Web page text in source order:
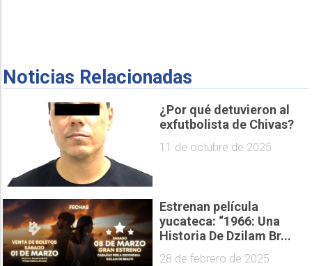
Noticias Relacionadas
¿Por qué detuvieron al
exfutbolista de Chivas?
11 de octubre de 2025
Estrenan película
yucateca: “1966: Una
Historia De Dzilam Br...
28 de febrero de 2025